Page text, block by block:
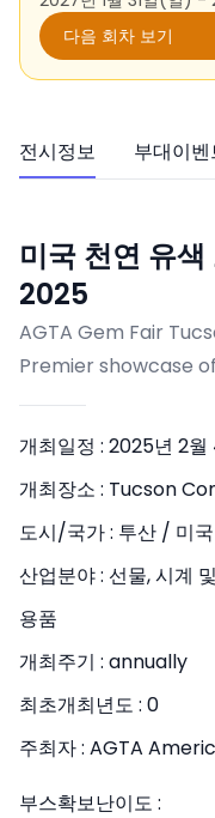
다음 회차 보기
전시정보 부대이벤
미국 천연 유
2025
AGTA Gem Fair
Premier showcase
개최일정 : 2025년 2
개최장소 : Tucson
도시/국가 : 투산 / 미국
산업분야 : 선물, 시계
용품
개최주기 : annually
최초개최년도 : 0
주최자 : AGTA
부스확보난이도 :